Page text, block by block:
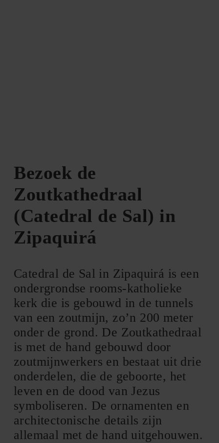
Bezoek de
Zoutkathedraal
(Catedral de Sal) in
Zipaquirá
Catedral de Sal in Zipaquirá is een
ondergrondse rooms-katholieke
kerk die is gebouwd in de tunnels
van een zoutmijn, zo’n 200 meter
onder de grond. De Zoutkathedraal
is met de hand gebouwd door
zoutmijnwerkers en bestaat uit drie
onderdelen, die de geboorte, het
leven en de dood van Jezus
symboliseren. De ornamenten en
architectonische details zijn
allemaal met de hand uitgehouwen.